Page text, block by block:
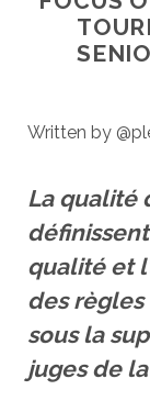
Written by
La qualité
qualité et
des
sous la
juges de